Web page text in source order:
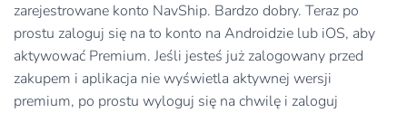
zarejestrowane konto NavShip. Bardzo dobry. Teraz po
prostu zaloguj się na to konto na Androidzie lub iOS, aby
aktywować Premium. Jeśli jesteś już zalogowany przed
zakupem i aplikacja nie wyświetla aktywnej wersji
premium, po prostu wyloguj się na chwilę i zaloguj